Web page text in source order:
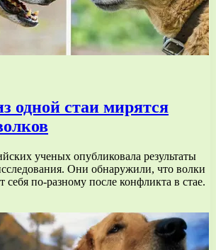
одной стаи мирятся
ученых опубликовала результаты
Они обнаружили, что волки
себя по-разному после конфликта в стае.